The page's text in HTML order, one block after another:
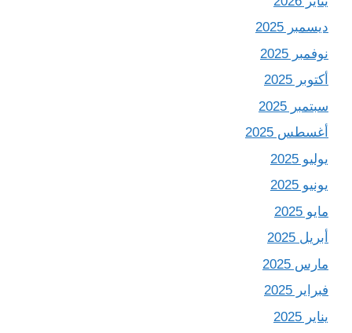
ديسمبر 2025
نوفمبر 2025
أكتوبر 2025
سبتمبر 2025
أغسطس 2025
يوليو 2025
يونيو 2025
مايو 2025
أبريل 2025
مارس 2025
فبراير 2025
يناير 2025